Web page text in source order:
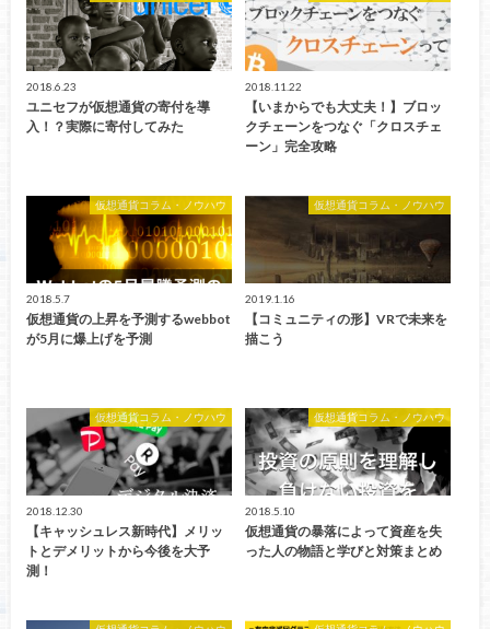
2018.6.23
ユニセフが仮想通貨の寄付を導
入！？実際に寄付してみた
2018.11.22
【いまからでも大丈夫！】ブロッ
クチェーンをつなぐ「クロスチェ
ーン」完全攻略
仮想通貨コラム・ノウハウ
2018.5.7
仮想通貨の上昇を予測するwebbot
が5月に爆上げを予測
仮想通貨コラム・ノウハウ
2019.1.16
【コミュニティの形】VRで未来を
描こう
仮想通貨コラム・ノウハウ
2018.12.30
【キャッシュレス新時代】メリッ
トとデメリットから今後を大予
測！
仮想通貨コラム・ノウハウ
2018.5.10
仮想通貨の暴落によって資産を失
った人の物語と学びと対策まとめ